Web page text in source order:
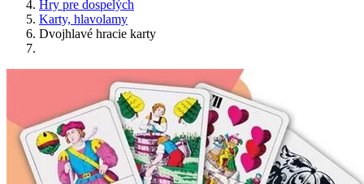
Hry pre dospelých
Karty, hlavolamy
Dvojhlavé hracie karty